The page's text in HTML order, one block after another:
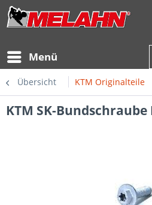
Menü
Übersicht KTM Originalteile
KTM SK-Bundschraube